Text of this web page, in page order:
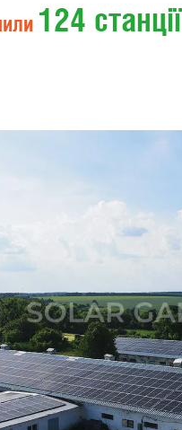
124 станції